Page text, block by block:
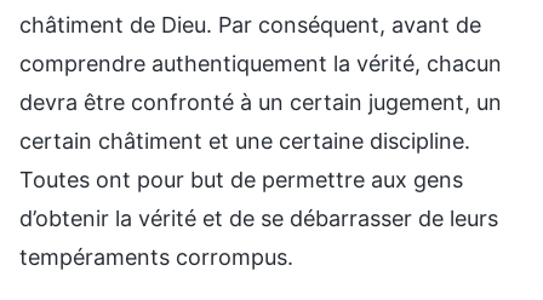
châtiment de Dieu. Par conséquent, avant de
comprendre authentiquement la vérité, chacun
devra être confronté à un certain jugement, un
certain châtiment et une certaine discipline.
Toutes ont pour but de permettre aux gens
d’obtenir la vérité et de se débarrasser de leurs
tempéraments corrompus.